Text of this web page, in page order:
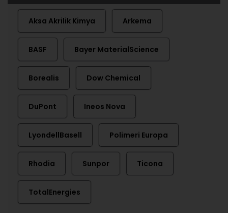
Aksa Akrilik Kimya Arkema
BASF Bayer MaterialScience
Borealis Dow Chemical
DuPont Ineos Nova
LyondellBasell Polimeri Europa
Rhodia Sunpor Ticona
TotalEnergies